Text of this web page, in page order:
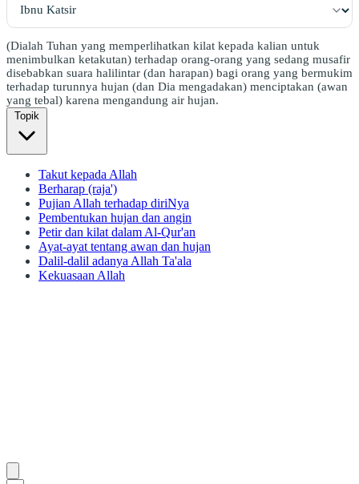
(Dialah Tuhan yang memperlihatkan kilat kepada kalian untuk
menimbulkan ketakutan) terhadap orang-orang yang sedang musafir
disebabkan suara halilintar (dan harapan) bagi orang yang bermukim
terhadap turunnya hujan (dan Dia mengadakan) menciptakan (awan
yang tebal) karena mengandung air hujan.
Topik
Takut kepada Allah
Berharap (raja')
Pujian Allah terhadap diriNya
Pembentukan hujan dan angin
Petir dan kilat dalam Al-Qur'an
Ayat-ayat tentang awan dan hujan
Dalil-dalil adanya Allah Ta'ala
Kekuasaan Allah